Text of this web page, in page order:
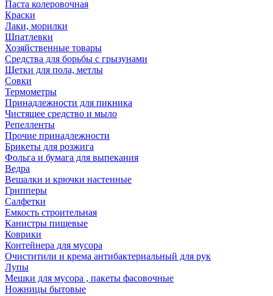
Паста колеровочная
Краски
Лаки, морилки
Шпатлевки
Хозяйственные товары
Средства для борьбы с грызунами
Щетки для пола, метлы
Совки
Термометры
Принадлежности для пикника
Чистящее средство и мыло
Репелленты
Прочие принадлежности
Брикеты для розжига
Фольга и бумага для выпекания
Ведра
Вешалки и крючки настенные
Грипперы
Салфетки
Емкость строительная
Канистры пищевые
Коврики
Контейнера для мусора
Очиститили и крема антибактериальный для рук
Лупы
Мешки для мусора , пакеты фасовочные
Ножницы бытовые